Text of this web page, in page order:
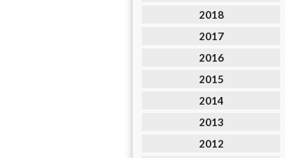
2018
2017
2016
2015
2014
2013
2012